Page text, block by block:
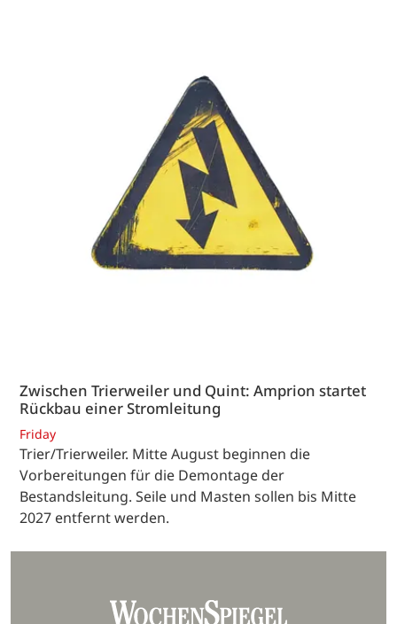
Zwischen Trierweiler und Quint: Amprion startet
Rückbau einer Stromleitung
Friday
Trier/Trierweiler. Mitte August beginnen die
Vorbereitungen für die Demontage der
Bestandsleitung. Seile und Masten sollen bis Mitte
2027 entfernt werden.